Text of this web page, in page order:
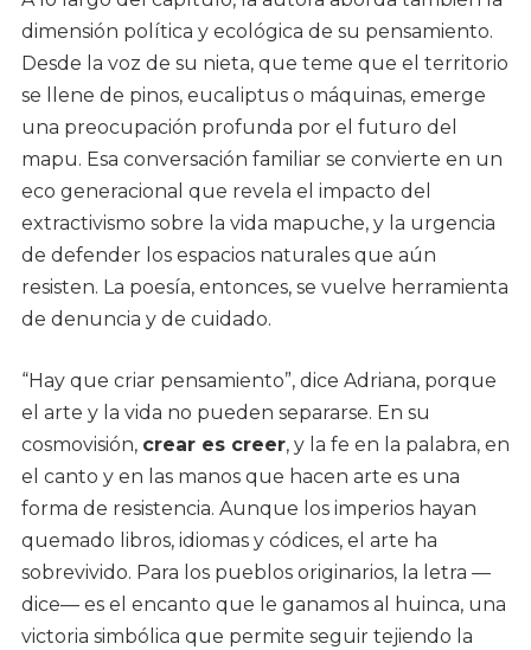
dimensión política y ecológica de su pensamiento.
Desde la voz de su nieta, que teme que el territorio
se llene de pinos, eucaliptus o máquinas, emerge
una preocupación profunda por el futuro del
mapu. Esa conversación familiar se convierte en un
eco generacional que revela el impacto del
extractivismo sobre la vida mapuche, y la urgencia
de defender los espacios naturales que aún
resisten. La poesía, entonces, se vuelve herramienta
de denuncia y de cuidado.
“Hay que criar pensamiento”, dice Adriana, porque
el arte y la vida no pueden separarse. En su
cosmovisión, crear es creer, y la fe en la palabra, en
el canto y en las manos que hacen arte es una
forma de resistencia. Aunque los imperios hayan
quemado libros, idiomas y códices, el arte ha
sobrevivido. Para los pueblos originarios, la letra —
dice— es el encanto que le ganamos al huinca, una
victoria simbólica que permite seguir tejiendo la